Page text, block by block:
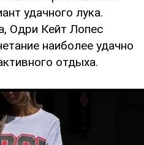
удачного лука.
Одри Кейт Лопес
наиболее удачно
отдыха.